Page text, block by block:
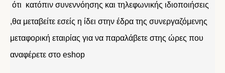
ότι κατόπιν συνεννόησης και τηλεφωνικής ιδιοποιήσεις
,θα μεταβείτε εσείς η ίδει στην έδρα της συνεργαζόμενης
μεταφορική εταιρίας για να παραλάβετε στης ώρες που
αναφέρετε στο eshop